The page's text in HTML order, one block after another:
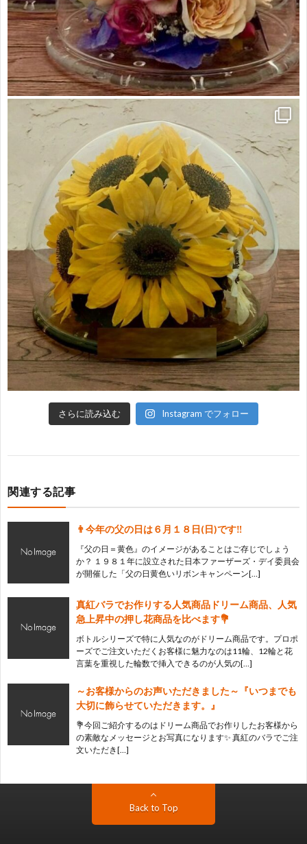
さらに読み込む Instagram でフォロー
関連する記事
👨今年の父の日は６月１８日(日)です‼️
『父の日＝黄色』のイメージがあることはご存じでしょう
か？ １９８１年に設立された日本ファーザーズ・デイ委員会
が開催した「父の日黄色いリボンキャンペーン[…]
真紅バラでお作りする人気商品ドリーム商品、人気
急上昇中の押し花商品を比べます💐
ボトルシリーズで特に人気なのがドリーム商品です。プロポ
ーズでご注文いただくお客様に魅力なのは11輪、12輪と花
言葉を重視した輪数で挿入できるのが人気の[…]
～お客様からのお声いただきました～『いつまでも
大切に飾らせていただきます。』
💐今回ご紹介するのはドリーム商品でお作りしたお客様から
の素敵なメッセージとお写真になります✨ 真紅のバラでご注
文いただき[…]
Back to Top